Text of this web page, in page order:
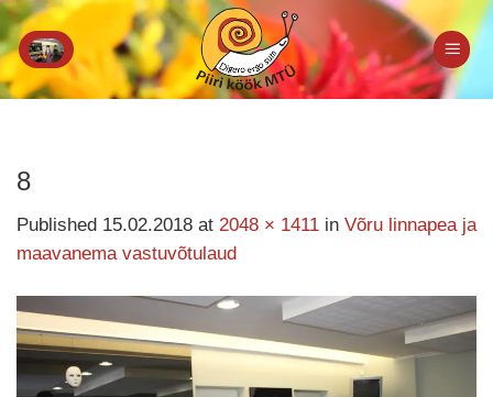
Skip
to
content
8
Published 15.02.2018 at 2048 × 1411 in Võru linnapea ja
maavanema vastuvõtulaud